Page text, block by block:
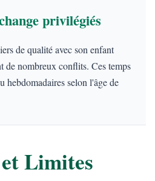
privilégiés
de qualité avec son enfant
de nombreux conflits. Ces temps
hebdomadaires selon l'âge de
Limites